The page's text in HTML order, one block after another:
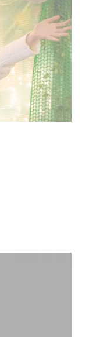
into the